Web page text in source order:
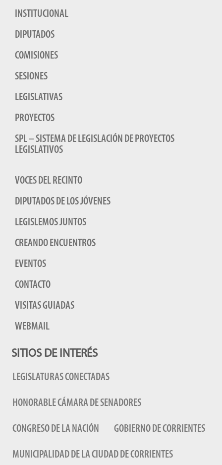
INSTITUCIONAL
DIPUTADOS
COMISIONES
SESIONES
LEGISLATIVAS
PROYECTOS
SPL – SISTEMA DE LEGISLACIÓN DE PROYECTOS
LEGISLATIVOS
VOCES DEL RECINTO
DIPUTADOS DE LOS JÓVENES
LEGISLEMOS JUNTOS
CREANDO ENCUENTROS
EVENTOS
CONTACTO
VISITAS GUIADAS
WEBMAIL
SITIOS DE INTERÉS
LEGISLATURAS CONECTADAS
HONORABLE CÁMARA DE SENADORES
CONGRESO DE LA NACIÓN GOBIERNO DE CORRIENTES
MUNICIPALIDAD DE LA CIUDAD DE CORRIENTES